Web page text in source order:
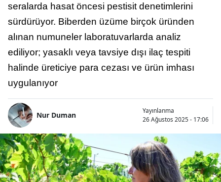
seralarda hasat öncesi pestisit denetimlerini
sürdürüyor. Biberden üzüme birçok üründen
alınan numuneler laboratuvarlarda analiz
ediliyor; yasaklı veya tavsiye dışı ilaç tespiti
halinde üreticiye para cezası ve ürün imhası
uygulanıyor
Nur Duman
Yayınlanma
26 Ağustos 2025 - 17:06